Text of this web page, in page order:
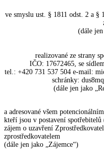
ve smyslu ust. § 1811 odst. 2 a §
(dále
realizované ze strany
IČO: 17672465, se
tel.: +420 731 537 504 e-mail:
schránky:
(dále jen jako
a adresované všem
kteří jsou v postavení
zájem o uzavření
zprostředkovatelem
(dále jen jako „Zájemce“)